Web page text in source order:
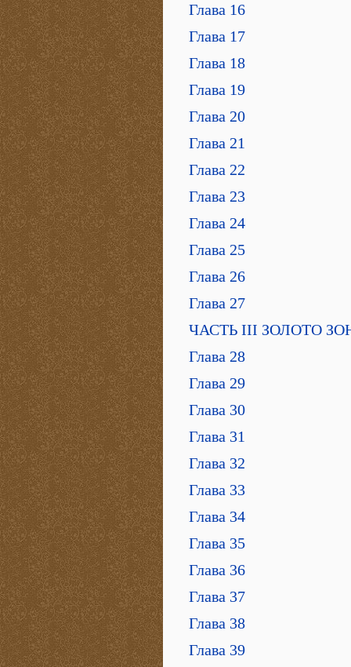
Глава 16
Глава 17
Глава 18
Глава 19
Глава 20
Глава 21
Глава 22
Глава 23
Глава 24
Глава 25
Глава 26
Глава 27
ЧАСТЬ III ЗОЛОТО
Глава 28
Глава 29
Глава 30
Глава 31
Глава 32
Глава 33
Глава 34
Глава 35
Глава 36
Глава 37
Глава 38
Глава 39